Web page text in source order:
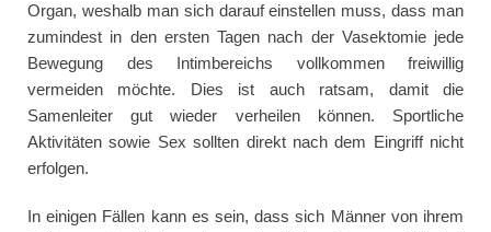
Organ, weshalb man sich darauf einstellen muss, dass man
zumindest in den ersten Tagen nach der Vasektomie jede
Bewegung des Intimbereichs vollkommen freiwillig
vermeiden möchte. Dies ist auch ratsam, damit die
Samenleiter gut wieder verheilen können. Sportliche
Aktivitäten sowie Sex sollten direkt nach dem Eingriff nicht
erfolgen.
In einigen Fällen kann es sein, dass sich Männer von ihrem